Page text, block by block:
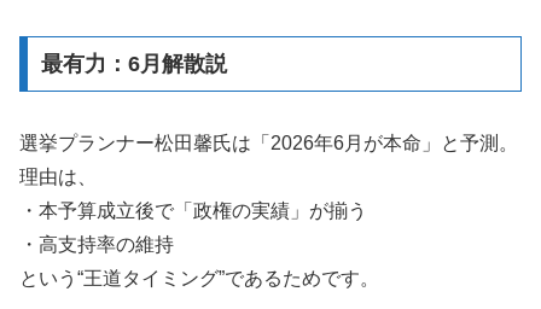
最有力： 6月解散説
選挙プランナー松田馨氏は「2026年6月が本命」と予測。
理由は、
・本予算成立後で「政権の実績」が揃う
・高支持率の維持
という“王道タイミング”であるためです。